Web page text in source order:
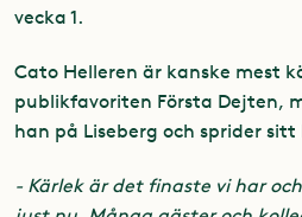
vecka 1.
Cato Helleren är kanske mest
publikfavoriten Första Dejten,
han på Liseberg och sprider
- Kärlek är det finaste vi har